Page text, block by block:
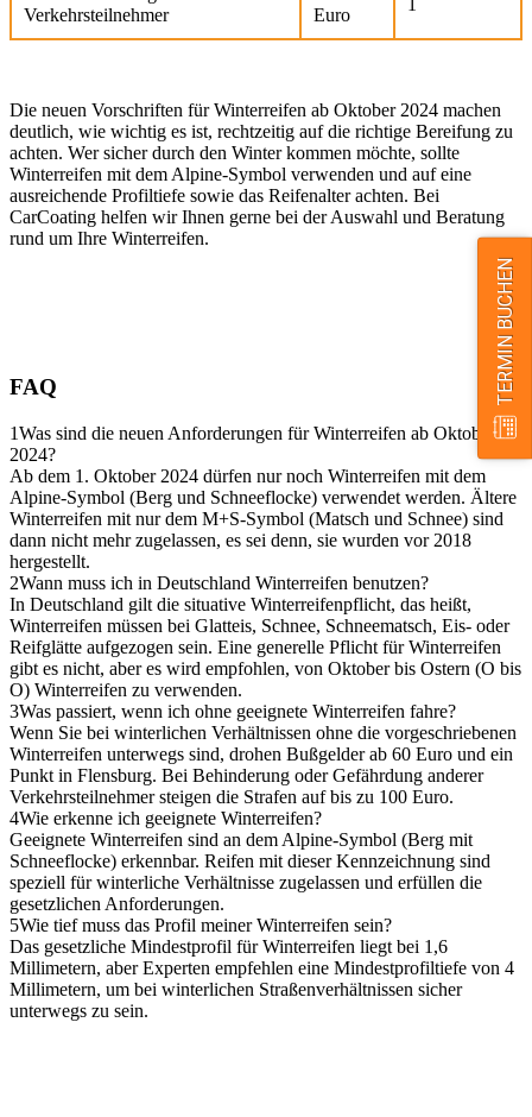
Verkehrsteilnehmer
Euro
Die neuen Vorschriften für Winterreifen ab Oktober 2024 machen
deutlich, wie wichtig es ist, rechtzeitig auf die richtige Bereifung zu
achten. Wer sicher durch den Winter kommen möchte, sollte
Winterreifen mit dem Alpine-Symbol verwenden und auf eine
ausreichende Profiltiefe sowie das Reifenalter achten. Bei
CarCoating helfen wir Ihnen gerne bei der Auswahl und Beratung
rund um Ihre Winterreifen.
FAQ
1Was sind die neuen Anforderungen für Winterreifen ab Oktober
2024?
Ab dem 1. Oktober 2024 dürfen nur noch Winterreifen mit dem
Alpine-Symbol (Berg und Schneeflocke) verwendet werden. Ältere
Winterreifen mit nur dem M+S-Symbol (Matsch und Schnee) sind
dann nicht mehr zugelassen, es sei denn, sie wurden vor 2018
hergestellt.
2Wann muss ich in Deutschland Winterreifen benutzen?
In Deutschland gilt die situative Winterreifenpflicht, das heißt,
Winterreifen müssen bei Glatteis, Schnee, Schneematsch, Eis- oder
Reifglätte aufgezogen sein. Eine generelle Pflicht für Winterreifen
gibt es nicht, aber es wird empfohlen, von Oktober bis Ostern (O bis
O) Winterreifen zu verwenden.
3Was passiert, wenn ich ohne geeignete Winterreifen fahre?
Wenn Sie bei winterlichen Verhältnissen ohne die vorgeschriebenen
Winterreifen unterwegs sind, drohen Bußgelder ab 60 Euro und ein
Punkt in Flensburg. Bei Behinderung oder Gefährdung anderer
Verkehrsteilnehmer steigen die Strafen auf bis zu 100 Euro.
4Wie erkenne ich geeignete Winterreifen?
Geeignete Winterreifen sind an dem Alpine-Symbol (Berg mit
Schneeflocke) erkennbar. Reifen mit dieser Kennzeichnung sind
speziell für winterliche Verhältnisse zugelassen und erfüllen die
gesetzlichen Anforderungen.
5Wie tief muss das Profil meiner Winterreifen sein?
Das gesetzliche Mindestprofil für Winterreifen liegt bei 1,6
Millimetern, aber Experten empfehlen eine Mindestprofiltiefe von 4
Millimetern, um bei winterlichen Straßenverhältnissen sicher
unterwegs zu sein.
TERMIN BUCHEN